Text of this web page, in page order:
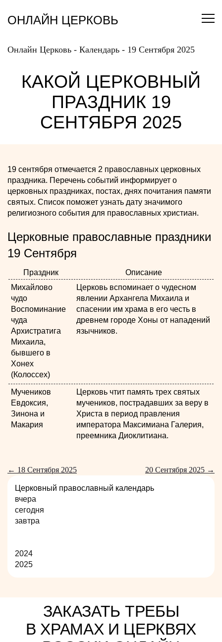
содержанию
ОНЛАЙН ЦЕРКОВЬ
Онлайн Церковь - Календарь - 19 Сентября 2025
КАКОЙ ЦЕРКОВНЫЙ
ПРАЗДНИК 19
СЕНТЯБРЯ 2025
19 сентября отмечается 2 православных церковных
праздника. Перечень событий информирует о
церковных праздниках, постах, днях почитания памяти
святых. Список поможет узнать дату значимого
религиозного события для православных христиан.
Церковные православные праздники
19 Сентября
Праздник
Описание
Михайлово
чудо
Воспоминание
чуда
Архистратига
Михаила,
бывшего в
Хонех
(Колоссех)
Церковь вспоминает о чудесном
явлении Архангела Михаила и
спасении им храма в его честь в
древнем городе Хоны от нападений
язычников.
Мучеников
Евдоксия,
Зинона и
Макария
Церковь чтит память трех святых
мучеников, пострадавших за веру в
Христа в период правления
императора Максимиана Галерия,
преемника Диоклитиана.
← 18 Сентября 2025 20 Сентября 2025 →
Церковный православный календарь
вчера
сегодня
завтра
2024
2025
ЗАКАЗАТЬ ТРЕБЫ
В ХРАМАХ И ЦЕРКВЯХ